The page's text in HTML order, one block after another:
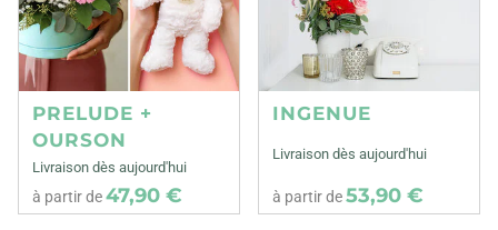
PRELUDE +
OURSON
Livraison dès aujourd'hui
à partir de47,90 €
INGENUE
Livraison dès aujourd'hui
à partir de53,90 €